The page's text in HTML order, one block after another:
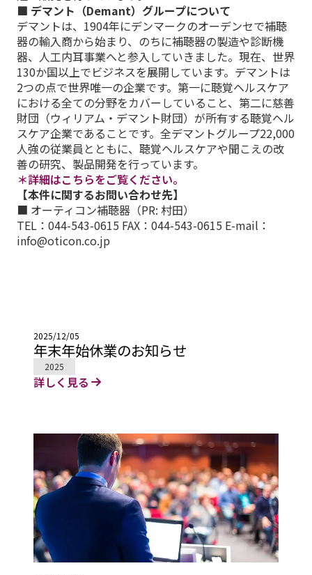
■ デマント（Demant）グループについて
デマントは、1904年にデンマークのオーデンセで補聴
器の輸入商から始まり、のちに補聴器の製造や診断機
器、人工内耳事業へと参入していきました。現在、世界
130か国以上でビジネスを展開しています。デマントは
2つの点で世界唯一の企業です。第一に聴覚ヘルスケア
における全ての分野をカバーしていること、第二に慈善
財団（ウィリアム・デマント財団）が所有する聴覚ヘル
スケア企業であることです。全デマントグループ22,000
人強の従業員とともに、聴覚ヘルスケアや聞こえの改
善の研究、製品開発を行っています。
＊詳細はこちらをご覧ください。
【本件に関するお問い合わせ先】
■ オーティコン補聴器（PR: 村田）
TEL：044-543-0615 FAX：044-543-0615 E-mail：
info@oticon.co.jp
2025/12/05
年末年始休業のお知らせ
2025
詳しく見る